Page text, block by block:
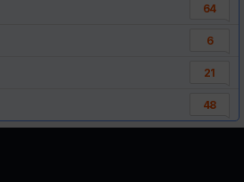
64
6
21
48